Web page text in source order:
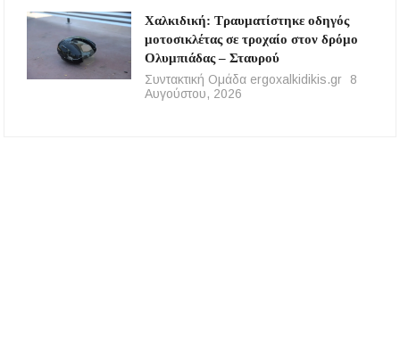
Χαλκιδική: Τραυματίστηκε οδηγός
μοτοσικλέτας σε τροχαίο στον δρόμο
Ολυμπιάδας – Σταυρού
Συντακτική Ομάδα ergoxalkidikis.gr
8
Αυγούστου, 2026